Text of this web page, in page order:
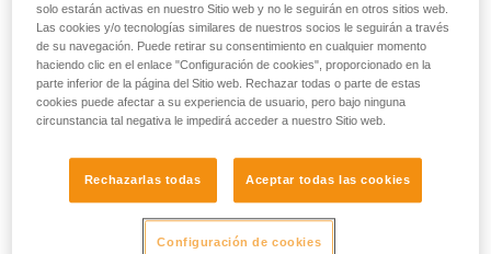
solo estarán activas en nuestro Sitio web y no le seguirán en otros sitios web.
Las cookies y/o tecnologías similares de nuestros socios le seguirán a través
de su navegación. Puede retirar su consentimiento en cualquier momento
haciendo clic en el enlace "Configuración de cookies", proporcionado en la
parte inferior de la página del Sitio web. Rechazar todas o parte de estas
cookies puede afectar a su experiencia de usuario, pero bajo ninguna
circunstancia tal negativa le impedirá acceder a nuestro Sitio web.
Rechazarlas todas Aceptar todas las cookies
Configuración de cookies